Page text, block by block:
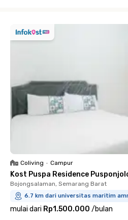
Coliving • Campur
Kost Puspa Residence
Bojongsalaman, Semarang Barat
6.7 km dari universitas maritim
mulai dari Rp1.500.000 /bulan